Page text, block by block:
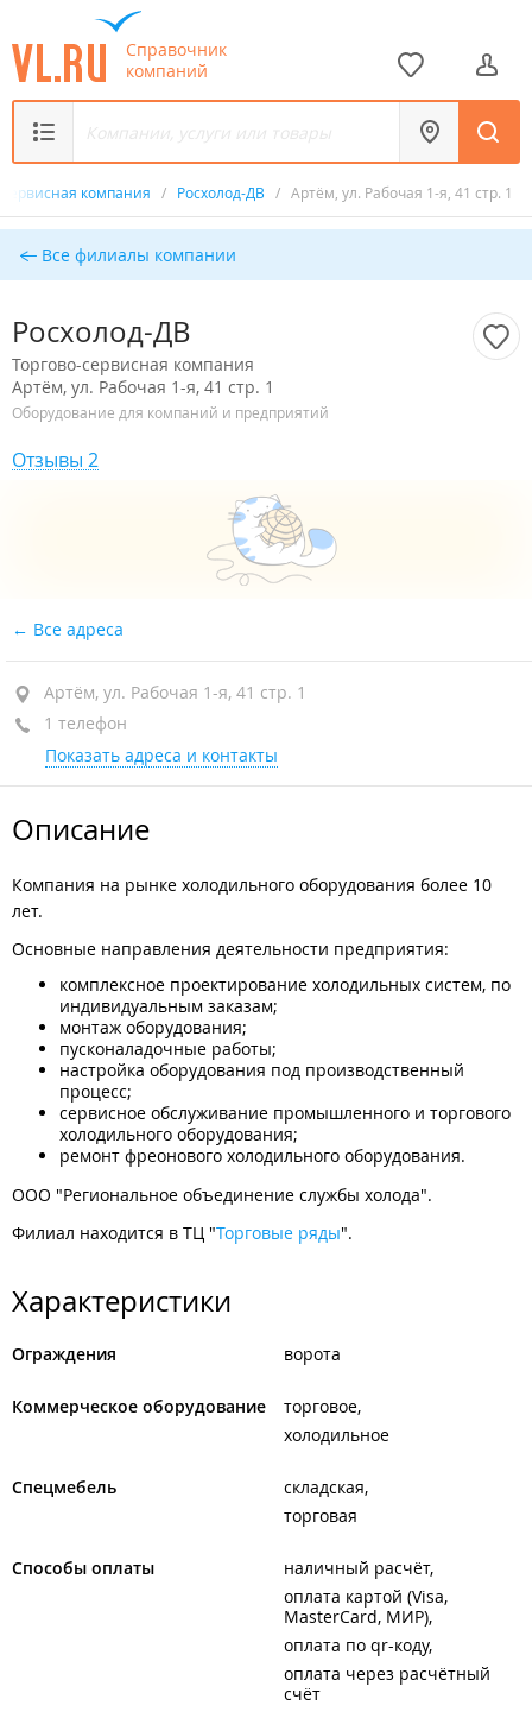
Справочник
компаний
сервисная компания / Росхолод-ДВ / Артём, ул. Рабочая 1-я, 41 стр. 1
Все филиалы компании
Росхолод-ДВ
Торгово-сервисная компания
Артём, ул. Рабочая 1-я, 41 стр. 1
Оборудование для компаний и предприятий
Отзывы 2
Все адреса
Артём, ул. Рабочая 1-я, 41 стр. 1
1 телефон
Показать адреса и контакты
Описание
Компания на рынке холодильного оборудования более 10
лет.
Основные направления деятельности предприятия:
комплексное проектирование холодильных систем, по
индивидуальным заказам;
монтаж оборудования;
пусконаладочные работы;
настройка оборудования под производственный
процесс;
сервисное обслуживание промышленного и торгового
холодильного оборудования;
ремонт фреонового холодильного оборудования.
ООО "Региональное объединение службы холода".
Филиал находится в ТЦ "Торговые ряды".
Характеристики
Ограждения ворота
Коммерческое оборудование
торговое
холодильное
Спецмебель
складская
торговая
Способы оплаты
наличный расчёт
оплата картой (Visa,
MasterCard, МИР)
оплата по qr-коду
оплата через расчётный
счёт